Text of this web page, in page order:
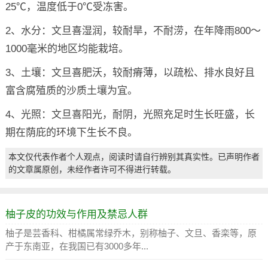
25℃，温度低于0℃受冻害。
2、水分：文旦喜湿润，较耐旱，不耐涝，在年降雨800～
1000毫米的地区均能栽培。
3、土壤：文旦喜肥沃，较耐瘠薄，以疏松、排水良好且
富含腐殖质的沙质土壤为宜。
4、光照：文旦喜阳光，耐阴，光照充足时生长旺盛，长
期在荫庇的环境下生长不良。
本文仅代表作者个人观点，阅读时请自行辨别其真实性。已声明作者
的文章属原创，未经作者许可不得进行转载。
柚子皮的功效与作用及禁忌人群
柚子是芸香科、柑橘属常绿乔木，别称柚子、文旦、香栾等，原
产于东南亚，在我国已有3000多年...